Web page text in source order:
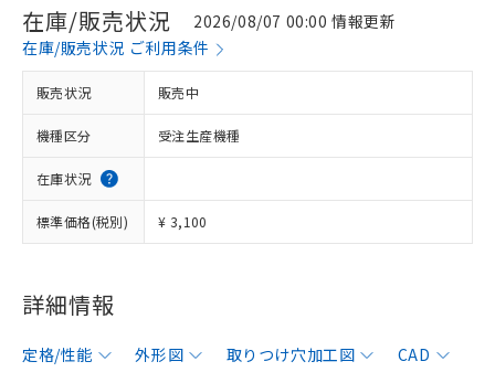
在庫/販売状況
2026/08/07 00:00 情報更新
在庫/販売状況 ご利用条件
販売状況 販売中
機種区分 受注生産機種
在庫状況
標準価格(税別) ¥ 3,100
詳細情報
定格/性能 外形図 取りつけ穴加工図
CAD